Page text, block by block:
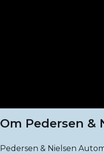
Om Pedersen &
Pedersen & Nielsen